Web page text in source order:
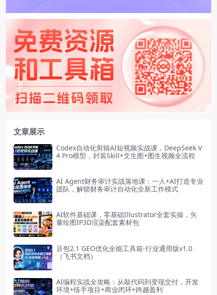
文章展示
Codex自动化剪辑AI短视频实战课，DeepSeek V
4 Pro模型，封装Skill+文生图+图生视频全流程
AI Agent财务审计实战落地课：一人+AI打造专业
团队，解锁财务审计自动化全新工作模式
AI软件基础课，零基础Illustrator全套实操，矢
量绘图IP3D渲染配套素材包
豆包2.1 GEO优化全能工具箱-行业通用版v1.0
（飞书文档）
AI编程实战全攻略：从敲代码到变现交付，开发
环境+练手项目+商业闭环+跨越盈利